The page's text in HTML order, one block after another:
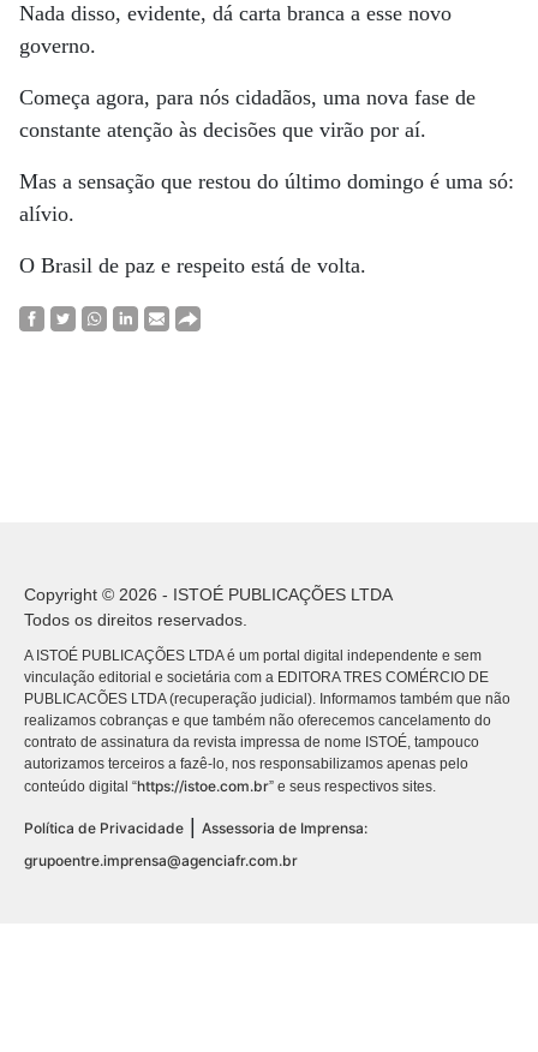
Nada disso, evidente, dá carta branca a esse novo
governo.
Começa agora, para nós cidadãos, uma nova fase de
constante atenção às decisões que virão por aí.
Mas a sensação que restou do último domingo é uma só:
alívio.
O Brasil de paz e respeito está de volta.
Copyright © 2026 - ISTOÉ PUBLICAÇÕES LTDA
Todos os direitos reservados.
A ISTOÉ PUBLICAÇÕES LTDA é um portal digital independente e sem
vinculação editorial e societária com a EDITORA TRES COMÉRCIO DE
PUBLICACÕES LTDA (recuperação judicial). Informamos também que não
realizamos cobranças e que também não oferecemos cancelamento do
contrato de assinatura da revista impressa de nome ISTOÉ, tampouco
autorizamos terceiros a fazê-lo, nos responsabilizamos apenas pelo
conteúdo digital “https://istoe.com.br” e seus respectivos sites.
Política de Privacidade
Assessoria de Imprensa:
grupoentre.imprensa@agenciafr.com.br